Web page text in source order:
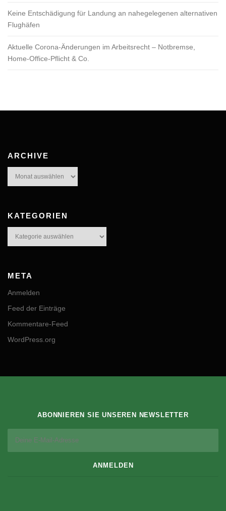
Keine Entschädigung für Landung an nahegelegenen alternativen
Flughäfen
Aktuelle Corona-Änderungen im Arbeitsrecht – Notbremse,
Home-Office-Pflicht & Co.
ARCHIVE
Archive
KATEGORIEN
Kategorien
META
Anmelden
Feed der Einträge
Kommentare-Feed
WordPress.org
ABONNIEREN SIE UNSEREN NEWSLETTER